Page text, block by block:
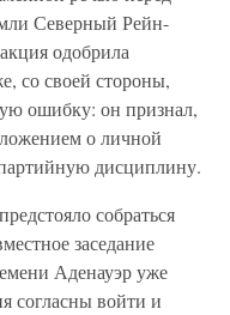
Северный Рейн-
одобрила
со своей стороны,
ошибку: он признал,
о личной
дисциплину.
собраться
заседание
Аденауэр уже
согласны войти и